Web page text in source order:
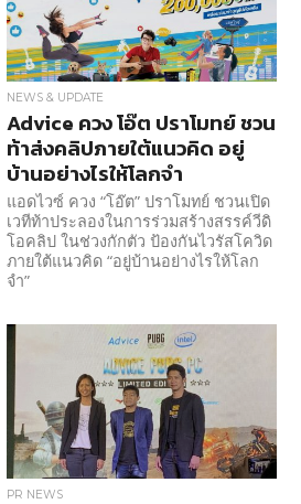
NEWS & UPDATE
Advice ควง โอ๊ต ปราโมทย์ ชวน
ท้าส่งคลิปภายใต้แนวคิด อยู่
บ้านอย่างไรให้โลกจำ
แอดไวซ์ ควง “โอ๊ต” ปราโมทย์ ชวนเปิด
เวทีท้าประลองในการร่วมสร้างสรรค์วีดิ
โอคลิป ในช่วงกักตัว ป้องกันไวรัสโควิด
ภายใต้แนวคิด “อยู่บ้านอย่างไรให้โลก
จำ”
PR NEWS